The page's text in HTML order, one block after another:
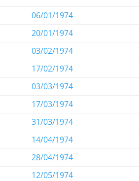
06/01/1974
20/01/1974
03/02/1974
17/02/1974
03/03/1974
17/03/1974
31/03/1974
14/04/1974
28/04/1974
12/05/1974